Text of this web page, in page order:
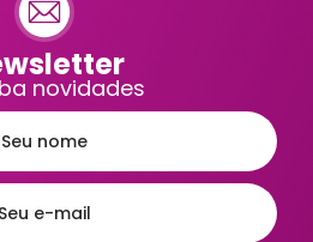
novidades